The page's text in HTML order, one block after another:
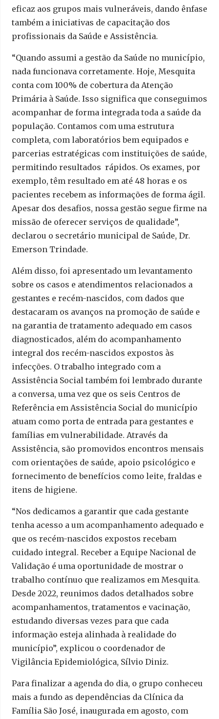
eficaz aos grupos mais vulneráveis, dando ênfase
também a iniciativas de capacitação dos
profissionais da Saúde e Assistência.
“Quando assumi a gestão da Saúde no município,
nada funcionava corretamente. Hoje, Mesquita
conta com 100% de cobertura da Atenção
Primária à Saúde. Isso significa que conseguimos
acompanhar de forma integrada toda a saúde da
população. Contamos com uma estrutura
completa, com laboratórios bem equipados e
parcerias estratégicas com instituições de saúde,
permitindo resultados rápidos. Os exames, por
exemplo, têm resultado em até 48 horas e os
pacientes recebem as informações de forma ágil.
Apesar dos desafios, nossa gestão segue firme na
missão de oferecer serviços de qualidade”,
declarou o secretário municipal de Saúde, Dr.
Emerson Trindade.
Além disso, foi apresentado um levantamento
sobre os casos e atendimentos relacionados a
gestantes e recém-nascidos, com dados que
destacaram os avanços na promoção de saúde e
na garantia de tratamento adequado em casos
diagnosticados, além do acompanhamento
integral dos recém-nascidos expostos às
infecções. O trabalho integrado com a
Assistência Social também foi lembrado durante
a conversa, uma vez que os seis Centros de
Referência em Assistência Social do município
atuam como porta de entrada para gestantes e
famílias em vulnerabilidade. Através da
Assistência, são promovidos encontros mensais
com orientações de saúde, apoio psicológico e
fornecimento de benefícios como leite, fraldas e
itens de higiene.
“Nos dedicamos a garantir que cada gestante
tenha acesso a um acompanhamento adequado e
que os recém-nascidos expostos recebam
cuidado integral. Receber a Equipe Nacional de
Validação é uma oportunidade de mostrar o
trabalho contínuo que realizamos em Mesquita.
Desde 2022, reunimos dados detalhados sobre
acompanhamentos, tratamentos e vacinação,
estudando diversas vezes para que cada
informação esteja alinhada à realidade do
município”, explicou o coordenador de
Vigilância Epidemiológica, Sílvio Diniz.
Para finalizar a agenda do dia, o grupo conheceu
mais a fundo as dependências da Clínica da
Família São José, inaugurada em agosto, com